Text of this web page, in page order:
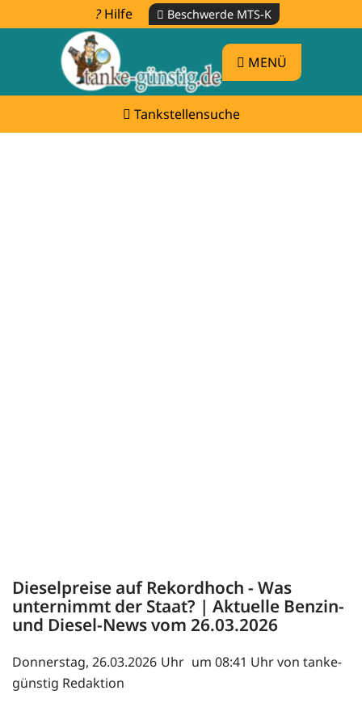
Hilfe Beschwerde MTS-K
MENÜ
Tankstellensuche
Dieselpreise auf Rekordhoch - Was
unternimmt der Staat? | Aktuelle Benzin-
und Diesel-News vom 26.03.2026
Donnerstag, 26.03.2026
um 08:41 Uhr von tanke-
günstig Redaktion